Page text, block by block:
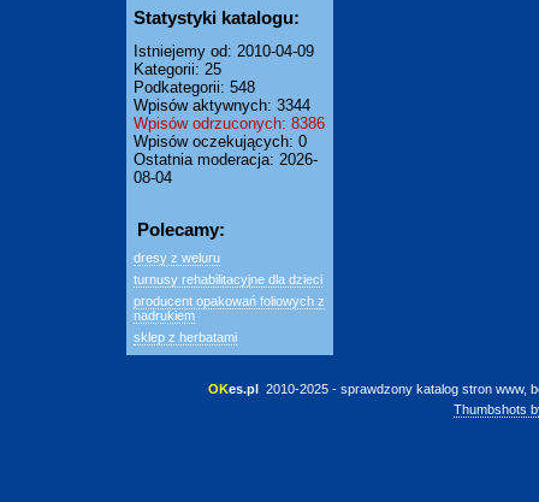
Statystyki katalogu:
Istniejemy od: 2010-04-09
Kategorii: 25
Podkategorii: 548
Wpisów aktywnych: 3344
Wpisów odrzuconych: 8386
Wpisów oczekujących: 0
Ostatnia moderacja: 2026-
08-04
Polecamy:
dresy z weluru
turnusy rehabilitacyjne dla dzieci
producent opakowań foliowych z
nadrukiem
sklep z herbatami
OKes.pl 2010-2025 - sprawdzony katalog stron www,
Thumbshots